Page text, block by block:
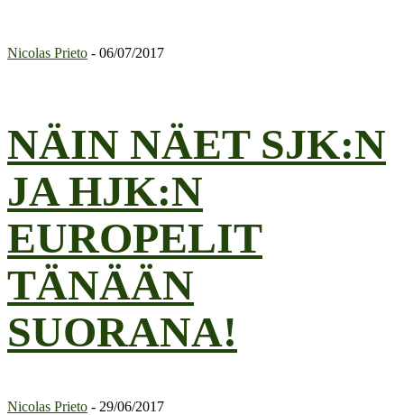
Nicolas Prieto - 06/07/2017
NÄIN NÄET SJK:N
JA HJK:N
EUROPELIT
TÄNÄÄN
SUORANA!
Nicolas Prieto - 29/06/2017